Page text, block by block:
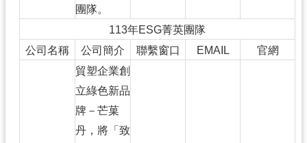
團隊。
113年ESG菁英團隊
公司名稱
公司簡介 聯繫窗口 EMAIL 官網
貿塑企業創
立綠色新品
牌－芒菓
丹，將「致